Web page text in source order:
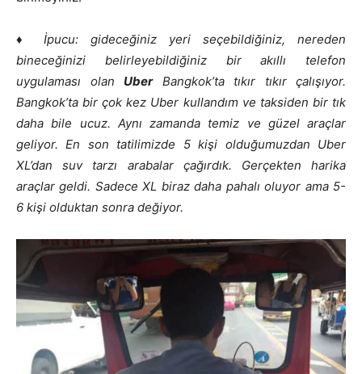
♦ İpucu: gideceğiniz yeri seçebildiğiniz, nereden
bineceğinizi belirleyebildiğiniz bir akıllı telefon
uygulaması olan UberBangkok’ta tıkır tıkır çalışıyor.
Bangkok’ta bir çok kez Uber kullandım ve taksiden bir tık
daha bile ucuz. Aynı zamanda temiz ve güzel araçlar
geliyor. En son tatilimizde 5 kişi olduğumuzdan Uber
XL’dan suv tarzı arabalar çağırdık. Gerçekten harika
araçlar geldi. Sadece XL biraz daha pahalı oluyor ama 5-
6 kişi olduktan sonra değiyor.